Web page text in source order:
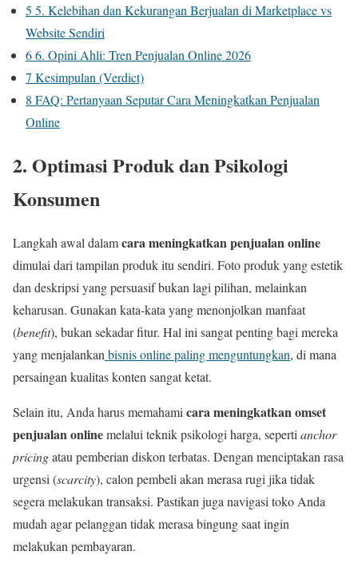
5 5. Kelebihan dan Kekurangan Berjualan di Marketplace vs
Website Sendiri
66. Opini Ahli: Tren Penjualan Online 2026
7 Kesimpulan (Verdict)
8 FAQ: Pertanyaan Seputar Cara Meningkatkan Penjualan
Online
2. Optimasi Produk dan Psikologi
Konsumen
Langkah awal dalamcara meningkatkan penjualan online
dimulai dari tampilan produk itu sendiri. Foto produk yang estetik
dan deskripsi yang persuasif bukan lagi pilihan, melainkan
keharusan. Gunakan kata-kata yang menonjolkan manfaat
(benefit), bukan sekadar fitur. Hal ini sangat penting bagi mereka
yang menjalankanbisnis online paling menguntungkan, di mana
persaingan kualitas konten sangat ketat.
Selain itu, Anda harus memahamicara meningkatkan omset
penjualan onlinemelalui teknik psikologi harga, sepertianchor
pricingatau pemberian diskon terbatas. Dengan menciptakan rasa
urgensi (scarcity), calon pembeli akan merasa rugi jika tidak
segera melakukan transaksi. Pastikan juga navigasi toko Anda
mudah agar pelanggan tidak merasa bingung saat ingin
melakukan pembayaran.